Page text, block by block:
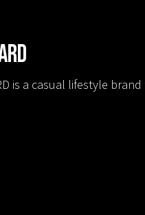
is a casual lifestyle